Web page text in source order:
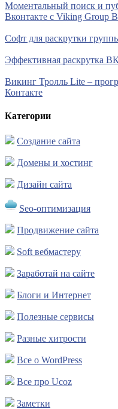
Моментальный поиск и
Вконтакте с Viking Group
Софт для раскрутки
Эффективная раскрутка
Викинг Тролль Lite –
Контакте
Категории
Создание сайта
Домены и хостинг
Дизайн сайта
Seo-оптимизация
Продвижение сайта
Soft вебмастеру
Заработай на сайте
Блоги и Интернет
Полезные сервисы
Разные хитрости
Все о WordPress
Все про Ucoz
Заметки